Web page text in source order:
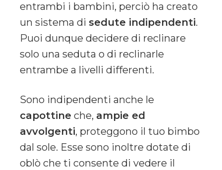
entrambi i bambini, perciò ha creato
un sistema di sedute indipendenti.
Puoi dunque decidere di reclinare
solo una seduta o di reclinarle
entrambe a livelli differenti.
Sono indipendenti anche le
capottine che, ampie ed
avvolgenti, proteggono il tuo bimbo
dal sole. Esse sono inoltre dotate di
oblò che ti consente di vedere il